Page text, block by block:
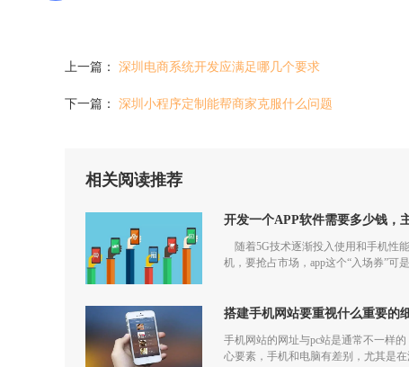
上一篇： 深圳电商系统开发应满足哪几个要求
下一篇： 深圳小程序定制能帮商家克服什么问题
相关阅读推荐
开发一个APP软件需要多少钱，
随着5G技术逐渐投入使用和手机性
机，要抢占市场，app这个“入场券”可
搭建手机网站要重视什么重要的
手机网站的网址与pc站是通常不一样
心要素，手机和电脑有差别，尤其是